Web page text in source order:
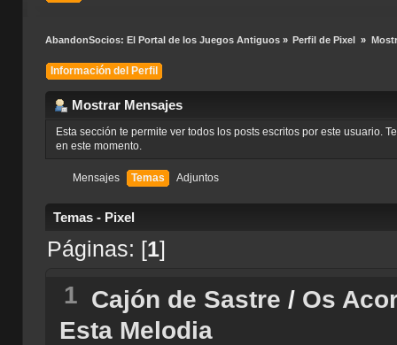
AbandonSocios: El Portal de los Juegos Antiguos» Perfil de Pixel »
Información del Perfil
Mostrar Mensajes
Esta sección te permite ver todos los posts escritos por este usuario.
en este momento.
Mensajes Temas Adjuntos
Temas - Pixel
Páginas: [1]
1 Cajón de Sastre / Os
Esta Melodia